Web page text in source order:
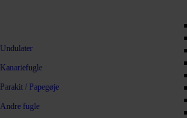
Undulater
Kanariefugle
Parakit / Papegøje
Andre fugle